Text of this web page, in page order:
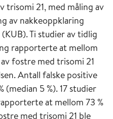
trisomi 21, med måling av
av nakkeoppklaring
Ti studier av tidlig
rapporterte at mellom
av fostre med trisomi 21
Antall falske positive
(median 5 %). 17 studier
at mellom 73 %
med trisomi 21 ble